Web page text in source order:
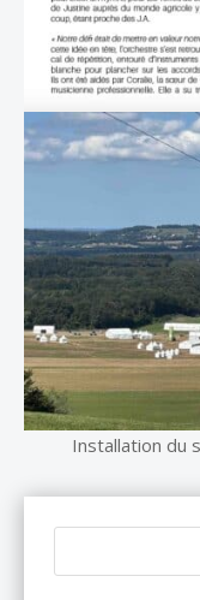
Installation du